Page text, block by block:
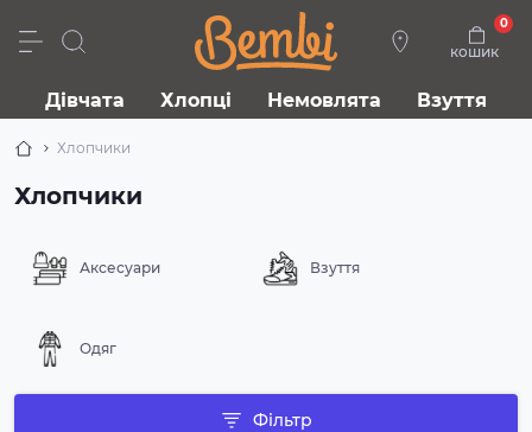
кошик
0
Дівчата Хлопці Немовлята Взуття
Хлопчики
Хлопчики
Аксесуари Взуття
Одяг
Фільтр